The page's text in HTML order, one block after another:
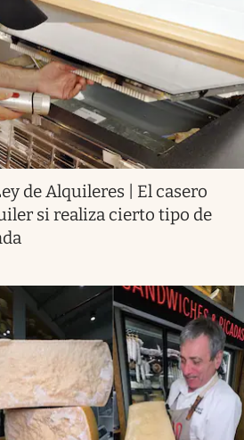
de Alquileres | El casero
si realiza cierto tipo de